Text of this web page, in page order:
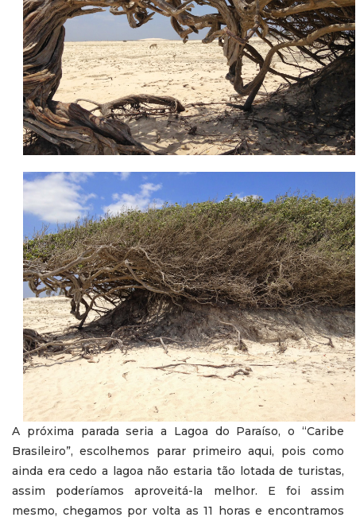
A próxima parada seria a Lagoa do Paraíso, o “Caribe
Brasileiro”, escolhemos parar primeiro aqui, pois como
ainda era cedo a lagoa não estaria tão lotada de turistas,
assim poderíamos aproveitá-la melhor. E foi assim
mesmo, chegamos por volta as 11 horas e encontramos